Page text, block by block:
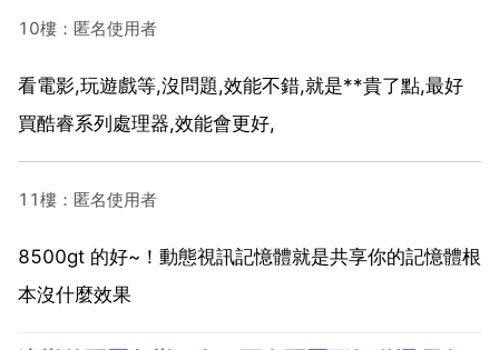
10樓：匿名使用者
看電影,玩遊戲等,沒問題,效能不錯,就是**貴了點,最好
買酷睿系列處理器,效能會更好,
11樓：匿名使用者
8500gt 的好~！動態視訊記憶體就是共享你的記憶體根
本沒什麼效果